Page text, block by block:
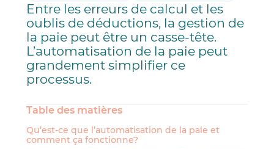
Entre les erreurs de calcul et les
oublis de déductions, la gestion de
la paie peut être un casse-tête.
L’automatisation de la paie peut
grandement simplifier ce
processus.
Table des matières
Qu’est-ce que l’automatisation de la paie et
comment ça fonctionne?